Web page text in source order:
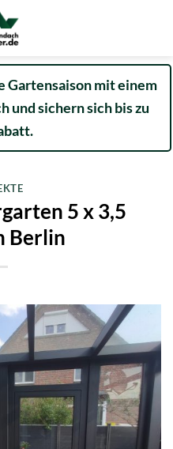
Gartensaison mit einem
und sichern sich bis zu
5 x 3,5
Berlin